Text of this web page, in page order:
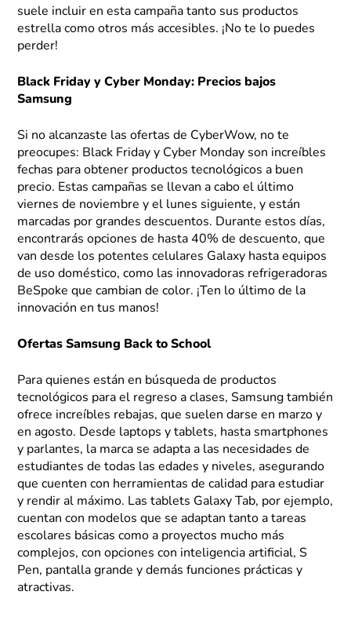
suele incluir en esta campaña tanto sus productos
estrella como otros más accesibles. ¡No te lo puedes
perder!
Black Friday y Cyber Monday: Precios bajos
Samsung
Si no alcanzaste las ofertas de CyberWow, no te
preocupes: Black Friday y Cyber Monday son increíbles
fechas para obtener productos tecnológicos a buen
precio. Estas campañas se llevan a cabo el último
viernes de noviembre y el lunes siguiente, y están
marcadas por grandes descuentos. Durante estos días,
encontrarás opciones de hasta 40% de descuento, que
van desde los potentes celulares Galaxy hasta equipos
de uso doméstico, como las innovadoras refrigeradoras
BeSpoke que cambian de color. ¡Ten lo último de la
innovación en tus manos!
Ofertas Samsung Back to School
Para quienes están en búsqueda de productos
tecnológicos para el regreso a clases, Samsung también
ofrece increíbles rebajas, que suelen darse en marzo y
en agosto. Desde laptops y tablets, hasta smartphones
y parlantes, la marca se adapta a las necesidades de
estudiantes de todas las edades y niveles, asegurando
que cuenten con herramientas de calidad para estudiar
y rendir al máximo. Las tablets Galaxy Tab, por ejemplo,
cuentan con modelos que se adaptan tanto a tareas
escolares básicas como a proyectos mucho más
complejos, con opciones con inteligencia artificial, S
Pen, pantalla grande y demás funciones prácticas y
atractivas.